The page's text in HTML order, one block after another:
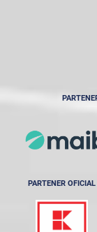
PARTENER OFICIAL